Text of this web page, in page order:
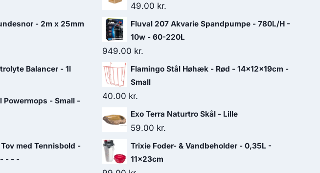
26.25 kr..
- 2m x 25mm
Balancer - 1l
aktuelle
116.25 kr..
Powermops - Small -
med Tennisbold -
- - -
49.00 kr.
Fluval 207 Akvarie Spandpumpe - 780L/H -
10w - 60-220L
949.00 kr.
Flamingo Stål Høhæk - Rød - 14x12x19cm -
Small
40.00 kr.
Exo Terra Naturtro Skål - Lille
59.00 kr.
Trixie Foder- & Vandbeholder - 0,35L -
11x23cm